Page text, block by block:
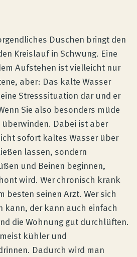
Duschen bringt den
Kreislauf in Schwung. Eine
Aufstehen ist vielleicht nur
aber: Das kalte Wasser
Stresssituation dar und er
Sie also besonders müde
Dabei ist aber
sofort kaltes Wasser über
lassen, sondern
und Beinen beginnen,
wird. Wer chronisch krank
besten seinen Arzt. Wer sich
kann, der kann auch einfach
die Wohnung gut durchlüften.
kühler und
Dadurch wird man